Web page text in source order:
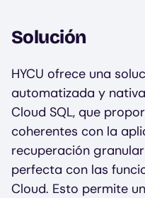
Solución
HYCU ofrece una
automatizada y
Cloud SQL, que
coherentes con la
recuperación
perfecta con las
Cloud. Esto permite